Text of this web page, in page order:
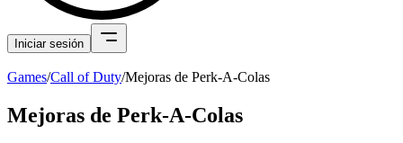
Iniciar sesión
Games/Call of Duty/Mejoras de Perk-A-Colas
Mejoras de Perk-A-Colas